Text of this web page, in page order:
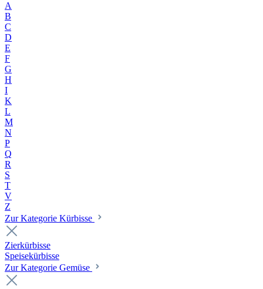
A
B
C
D
E
F
G
H
I
K
L
M
N
P
Q
R
S
T
V
Z
Zur Kategorie Kürbisse
Zierkürbisse
Speisekürbisse
Zur Kategorie Gemüse